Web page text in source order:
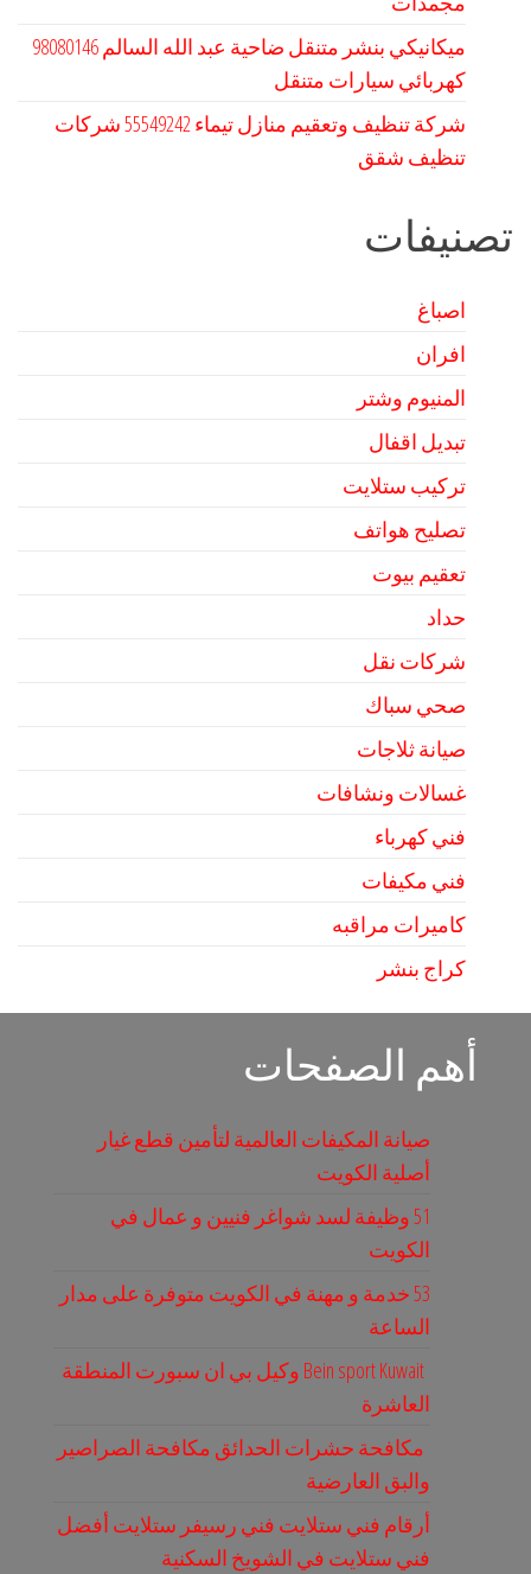
كهربائي سيارات متنقل
شركة تنظيف وتعقيم منازل تيماء 55549242 شركات
تنظيف شقق
تصنيفات
اصباغ
افران
المنيوم وشتر
تبديل اقفال
تركيب ستلايت
تصليح هواتف
تعقيم بيوت
حداد
شركات نقل
صحي سباك
صيانة ثلاجات
غسالات ونشافات
فني كهرباء
فني مكيفات
كاميرات مراقبه
كراج بنشر
أهم الصفحات
صيانة المكيفات العالمية لتأمين قطع غيار
أصلية الكويت
51 وظيفة لسد شواغر فنيين و عمال في
الكويت
53 خدمة و مهنة في الكويت متوفرة على مدار
الساعة
Bein sport Kuwait وكيل بي ان سبورت المنطقة
العاشرة
مكافحة حشرات الحدائق مكافحة الصراصير
والبق العارضية
أرقام فني ستلايت فني رسيفر ستلايت أفضل
فني ستلايت في الشويخ السكنية